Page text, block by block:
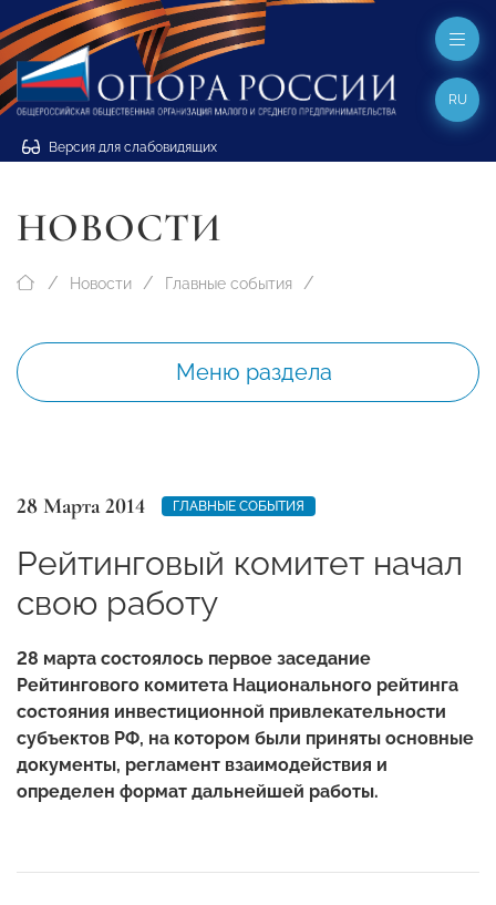
Версия для слабовидящих
RU
НОВОСТИ
Новости Главные события
Меню раздела
28 Марта 2014 ГЛАВНЫЕ СОБЫТИЯ
Рейтинговый комитет начал
свою работу
28 марта состоялось первое заседание
Рейтингового комитета Национального рейтинга
состояния инвестиционной привлекательности
субъектов РФ, на котором были приняты основные
документы, регламент взаимодействия и
определен формат дальнейшей работы.